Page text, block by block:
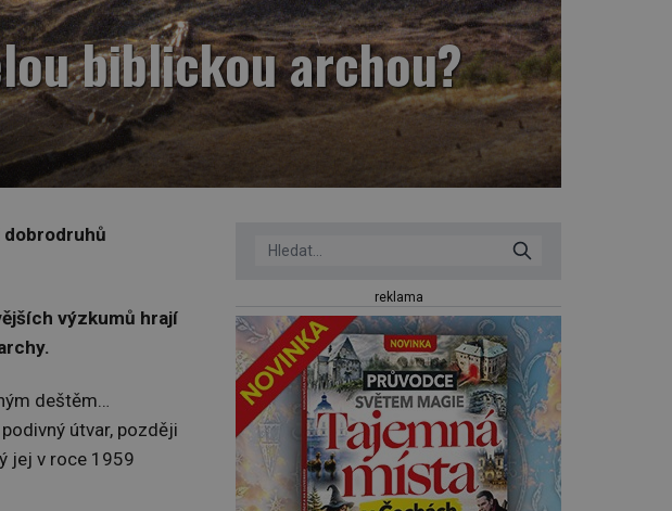
biblickou archou?
výzkumů hrají
deštěm…
útvar, později
jej v roce 1959
reklama